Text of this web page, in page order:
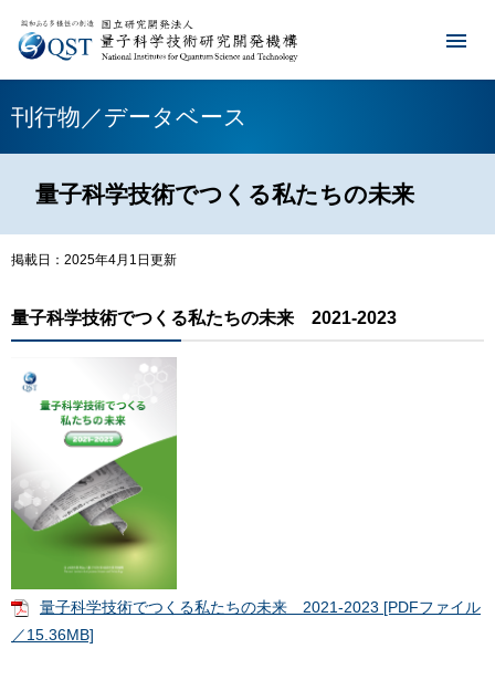
刊行物／データベース
量子科学技術でつくる私たちの未来
掲載日：2025年4月1日更新
量子科学技術でつくる私たちの未来 2021-2023
量子科学技術でつくる私たちの未来 2021-2023 [PDFファイル
／15.36MB]